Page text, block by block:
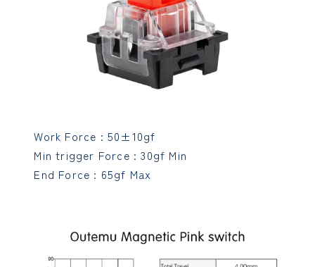
Work Force : 50±10gf
Min trigger Force : 30gf Min
End Force : 65gf Max